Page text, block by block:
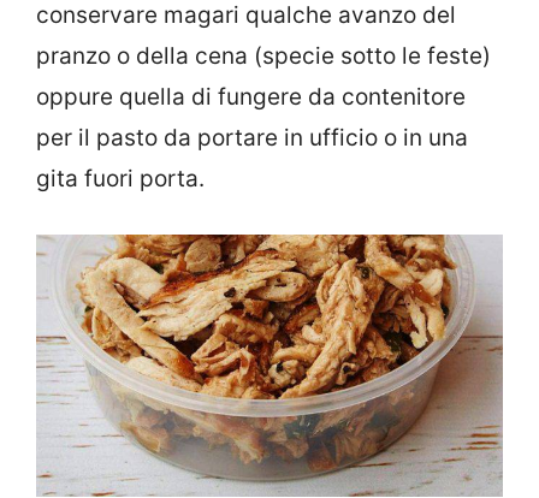
conservare magari qualche avanzo del
pranzo o della cena (specie sotto le feste)
oppure quella di fungere da contenitore
per il pasto da portare in ufficio o in una
gita fuori porta.